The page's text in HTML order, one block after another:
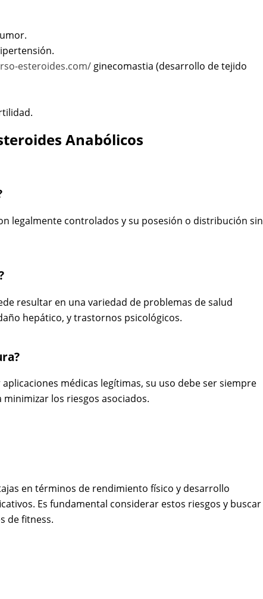
esteroides.com/ ginecomastia (desarrollo de tejido
Anabólicos
legalmente controlados y su posesión o distribución sin
resultar en una variedad de problemas de salud
hepático, y trastornos psicológicos.
médicas legítimas, su uso debe ser siempre
los riesgos asociados.
en términos de rendimiento físico y desarrollo
Es fundamental considerar estos riesgos y buscar
de fitness.